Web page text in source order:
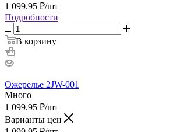
1 099.95 ₽/шт
Подробности
В корзину
Ожерелье 2JW-001
Много
1 099.95 ₽/шт
Варианты цен